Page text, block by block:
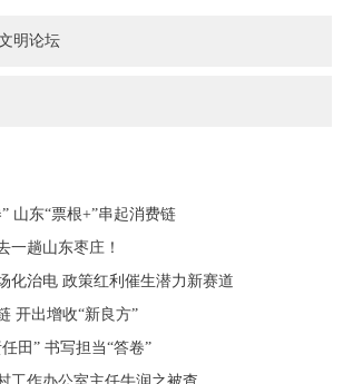
明论坛
山东“票根+”串起消费链
一趟山东枣庄！
化治电 政策红利催生潜力新赛道
开出增收“新良方”
田” 书写担当“答卷”